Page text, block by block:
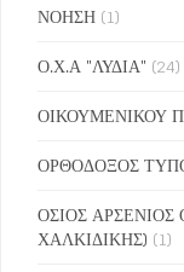
ΝΟΗΣΗ (1)
Ο.Χ.Α "ΛΥΔΙΑ" (24)
ΟΙΚΟΥΜΕΝΙΚΟΥ
ΟΡΘΟΔΟΞΟΣ
ΟΣΙΟΣ
ΧΑΛΚΙΔΙΚΗΣ) (1)